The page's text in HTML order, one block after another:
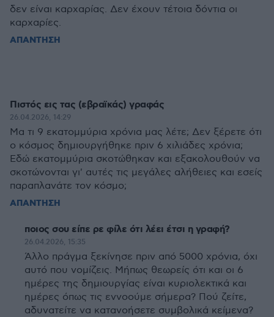
δεν είναι καρχαρίας. Δεν έχουν τέτοια δόντια οι
καρχαρίες.
ΑΠΑΝΤΗΣΗ
Πιστός εις τας (εβραϊκάς) γραφάς
26.04.2026, 14:29
Μα τι 9 εκατομμύρια χρόνια μας λέτε; Δεν ξέρετε ότι
ο κόσμος δημιουργήθηκε πριν 6 χιλιάδες χρόνια;
Εδώ εκατομμύρια σκοτώθηκαν και εξακολουθούν να
σκοτώνονται γι' αυτές τις μεγάλες αλήθειες και εσείς
παραπλανάτε τον κόσμο;
ΑΠΑΝΤΗΣΗ
ποιος σου είπε ρε φίλε ότι λέει έτσι η γραφή?
26.04.2026, 15:35
Άλλο πράγμα ξεκίνησε πριν από 5000 χρόνια, όχι
αυτό που νομίζεις. Μήπως θεωρείς ότι και οι 6
ημέρες της δημιουργίας είναι κυριολεκτικά και
ημέρες όπως τις εννοούμε σήμερα? Πού ζείτε,
αδυνατείτε να κατανοήσετε συμβολικά κείμενα?